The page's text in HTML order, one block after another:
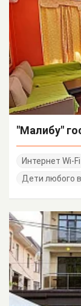
"Малибу"
Интернет Wi-Fi
Дети любого